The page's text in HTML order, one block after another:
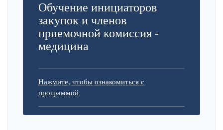
Обучение инициаторов
закупок и членов
приемочной комиссия -
медицина
Нажмите, чтобы ознакомиться с
программой